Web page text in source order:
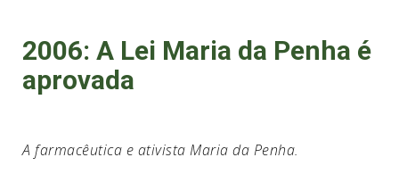
2006: A Lei Maria da Penha é
aprovada
A farmacêutica e ativista Maria da Penha.